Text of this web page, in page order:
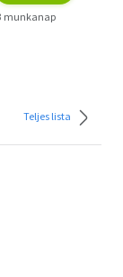
munkanap
Teljes lista